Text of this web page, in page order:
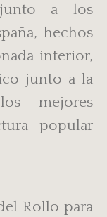
a los
hechos
interior,
junto a la
mejores
popular
Rollo para